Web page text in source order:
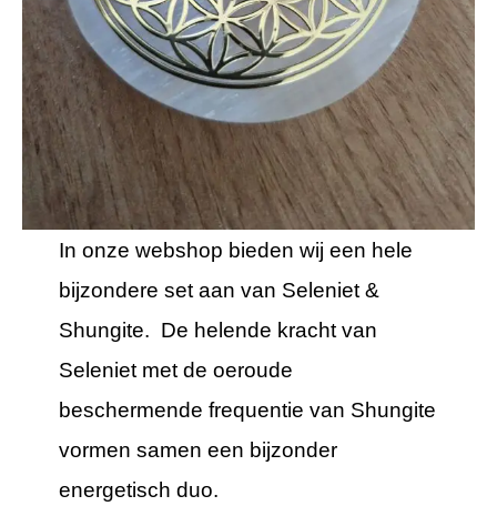
In onze webshop bieden wij een hele
bijzondere set aan van Seleniet &
Shungite. De helende kracht van
Seleniet met de oeroude
beschermende frequentie van Shungite
vormen samen een bijzonder
energetisch duo.